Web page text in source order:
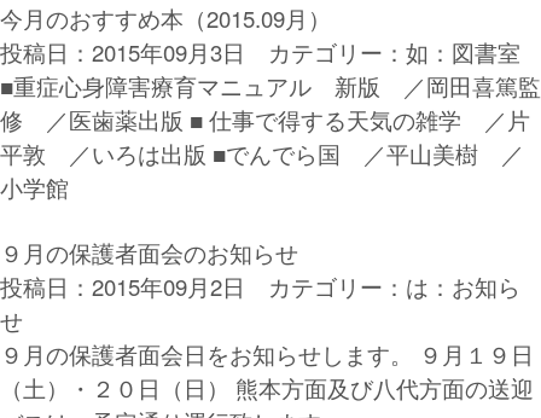
今月のおすすめ本（2015.09月）
投稿日：2015年09月3日 カテゴリー： 如：図書室
■重症心身障害療育マニュアル 新版 ／岡田喜篤監
修 ／医歯薬出版 ■ 仕事で得する天気の雑学 ／片
平敦 ／いろは出版 ■でんでら国 ／平山美樹 ／
小学館
９月の保護者面会のお知らせ
投稿日：2015年09月2日 カテゴリー： は：お知ら
せ
９月の保護者面会日をお知らせします。 ９月１９日
（土）・２０日（日） 熊本方面及び八代方面の送迎